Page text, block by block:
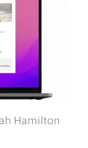
Hamilton